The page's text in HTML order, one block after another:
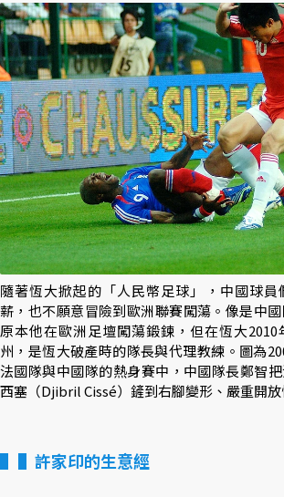
隨著恆大掀起的「人民幣足球」，中國球員
薪，也不願意冒險到歐洲聯賽闖蕩。像是中國
原本他在歐洲足壇闖蕩鍛鍊，但在恆大
州，是恆大破產時的隊長與代理教練。圖為
法國隊與中國隊的熱身賽中，中國隊長鄭智
西塞（Djibril Cissé）鏟到右腳變形、嚴重開
▌許家印的生意經